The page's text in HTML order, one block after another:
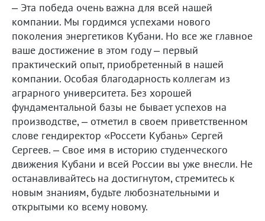
– Эта победа очень важна для всей нашей
компании. Мы гордимся успехами нового
поколения энергетиков Кубани. Но все же главное
ваше достижение в этом году – первый
практический опыт, приобретенный в нашей
компании. Особая благодарность коллегам из
аграрного университета. Без хорошей
фундаментальной базы не бывает успехов на
производстве, – отметил в своем приветственном
слове гендиректор «Россети Кубань» Сергей
Сергеев. – Свое имя в историю студенческого
движения Кубани и всей России вы уже внесли. Не
останавливайтесь на достигнутом, стремитесь к
новым знаниям, будьте любознательными и
открытыми ко всему новому.